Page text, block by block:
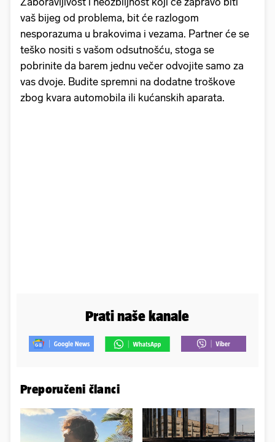
vaš bijeg od problema, bit će razlogom
nesporazuma u brakovima i vezama. Partner će se
teško nositi s vašom odsutnošću, stoga se
pobrinite da barem jednu večer odvojite samo za
vas dvoje. Budite spremni na dodatne troškove
zbog kvara automobila ili kućanskih aparata.
Prati naše kanale
Preporučeni članci